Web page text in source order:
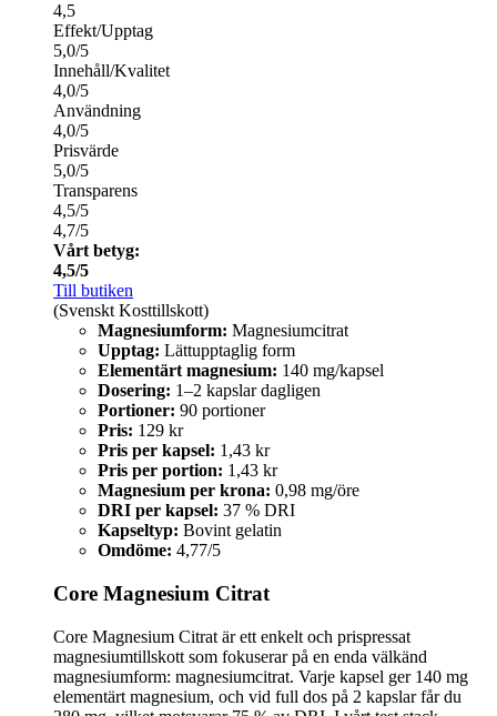
4,5
Effekt/Upptag
5,0/5
Innehåll/Kvalitet
4,0/5
Användning
4,0/5
Prisvärde
5,0/5
Transparens
4,5/5
4,7/5
Vårt betyg:
4,5/5
Till butiken
(Svenskt Kosttillskott)
Magnesiumform: Magnesiumcitrat
Upptag: Lättupptaglig form
Elementärt magnesium: 140 mg/kapsel
Dosering: 1–2 kapslar dagligen
Portioner: 90 portioner
Pris: 129 kr
Pris per kapsel: 1,43 kr
Pris per portion: 1,43 kr
Magnesium per krona: 0,98 mg/öre
DRI per kapsel: 37 % DRI
Kapseltyp: Bovint gelatin
Omdöme: 4,77/5
Core Magnesium Citrat
Core Magnesium Citrat är ett enkelt och prispressat
magnesiumtillskott som fokuserar på en enda välkänd
magnesiumform: magnesiumcitrat. Varje kapsel ger 140 mg
elementärt magnesium, och vid full dos på 2 kapslar får du